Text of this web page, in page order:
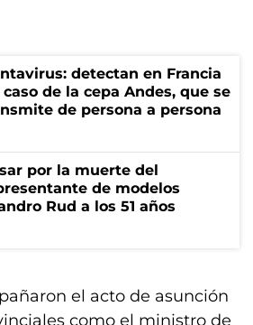
detectan en Francia
caso de la cepa Andes, que se
de persona a persona
por la muerte del
de modelos
Rud a los 51 años
el acto de asunción
como el ministro de